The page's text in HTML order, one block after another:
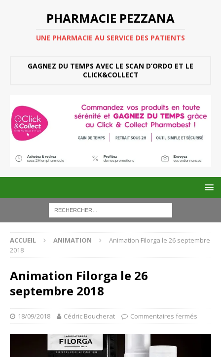
PHARMACIE PEZZANA
UNE PHARMACIE AU SERVICE DES PATIENTS
GAGNEZ DU TEMPS AVEC LE SCAN D’ORDO ET LE
CLICK&COLLECT
ACCUEIL ANIMATION
Animation Filorga le 26 septembre
2018
Animation Filorga le 26
septembre 2018
18/09/2018 Cédric Boucherat Commentaires fermés